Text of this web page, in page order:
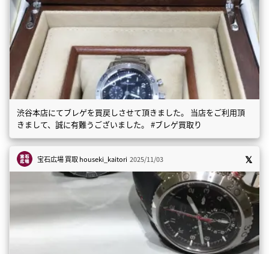
渋谷本店にてブレゲを買戻しさせて頂きました。 当店をご利用頂
きまして、誠に有難うございました。 #ブレゲ買取り
宝石広場 買取houseki_kaitori 2025/11/03